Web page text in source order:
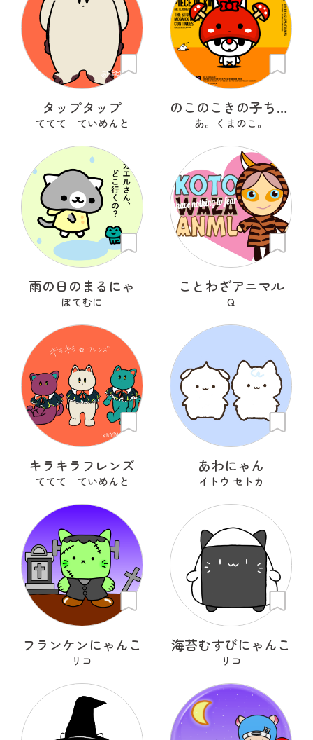
タップタップ
ててて ていめんと
のこのこきの子ちゃん
あ。くまのこ。
雨の日のまるにゃ
ぽてむに
ことわざアニマル
Q
キラキラフレンズ
ててて ていめんと
あわにゃん
イトウ セトカ
フランケンにゃんこ
リコ
海苔むすびにゃんこ
リコ